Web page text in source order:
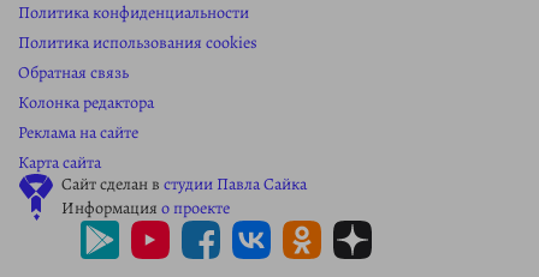
Политика конфиденциальности
Политика использования cookies
Обратная связь
Колонка редактора
Реклама на сайте
Карта сайта
Сайт сделан в студии Павла Сайка
Информация о проекте